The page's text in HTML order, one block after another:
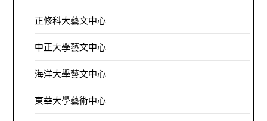
正修科大藝文中心
中正大學藝文中心
海洋大學藝文中心
東華大學藝術中心